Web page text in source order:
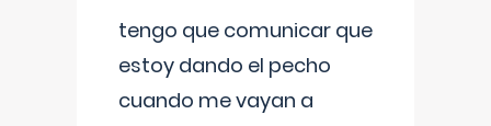
tengo que comunicar que
estoy dando el pecho
cuando me vayan a